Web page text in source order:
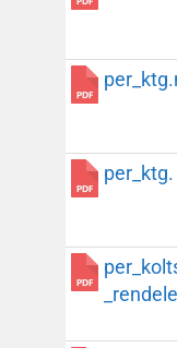
per_ktg.